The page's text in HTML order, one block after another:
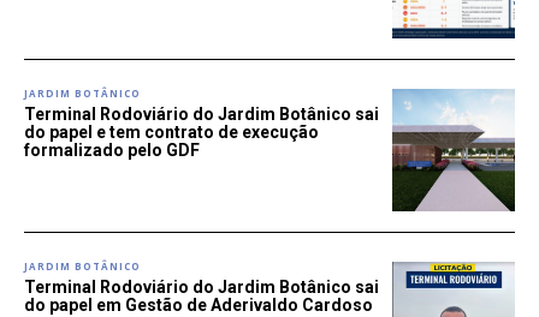
JARDIM BOTÂNICO
Terminal Rodoviário do Jardim Botânico sai
do papel e tem contrato de execução
formalizado pelo GDF
JARDIM BOTÂNICO
Terminal Rodoviário do Jardim Botânico sai
do papel em Gestão de Aderivaldo Cardoso